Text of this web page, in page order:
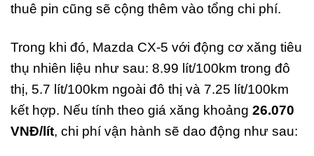
thuê pin cũng sẽ cộng thêm vào tổng chi phí.
Trong khi đó, Mazda CX-5 với động cơ xăng tiêu
thụ nhiên liệu như sau: 8.99 lít/100km trong đô
thị, 5.7 lít/100km ngoài đô thị và 7.25 lít/100km
kết hợp. Nếu tính theo giá xăng khoảng 26.070
VNĐ/lít, chi phí vận hành sẽ dao động như sau: